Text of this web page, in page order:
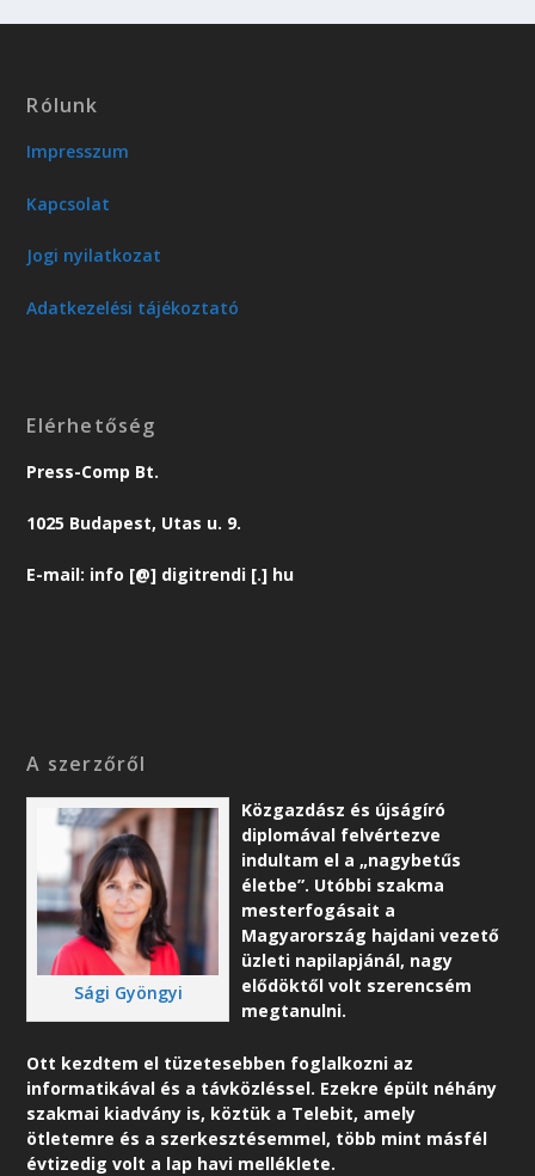
Rólunk
Impresszum
Kapcsolat
Jogi nyilatkozat
Adatkezelési tájékoztató
Elérhetőség
Press-Comp Bt.
1025 Budapest, Utas u. 9.
E-mail: info [@] digitrendi [.] hu
A szerzőről
Sági Gyöngyi
Közgazdász és újságíró
diplomával felvértezve
indultam el a „nagybetűs
életbe”. Utóbbi szakma
mesterfogásait a
Magyarország hajdani vezető
üzleti napilapjánál, nagy
elődöktől volt szerencsém
megtanulni.
Ott kezdtem el tüzetesebben foglalkozni az
informatikával és a távközléssel. Ezekre épült néhány
szakmai kiadvány is, köztük a Telebit, amely
ötletemre és a szerkesztésemmel, több mint másfél
évtizedig volt a lap havi melléklete.